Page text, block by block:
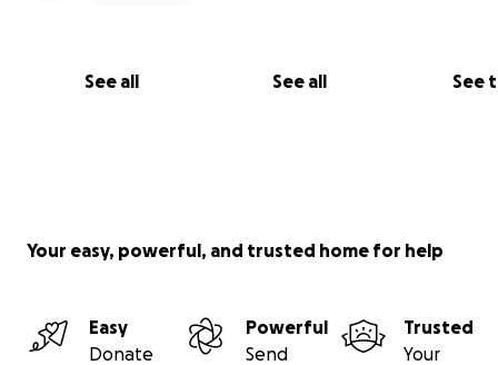
See all See all See
Your easy, powerful, and trusted home for help
Easy
Donate
Powerful
Send
Trusted
Your